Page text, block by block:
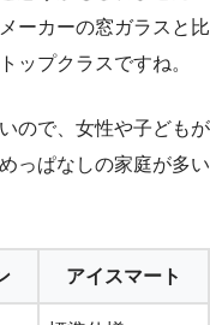
ーカーの窓ガラスと比
ップクラスですね。
ので、女性や子どもが
っぱなしの家庭が多い
アイスマート